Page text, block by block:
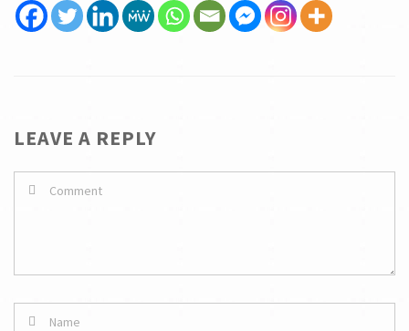
LEAVE A REPLY